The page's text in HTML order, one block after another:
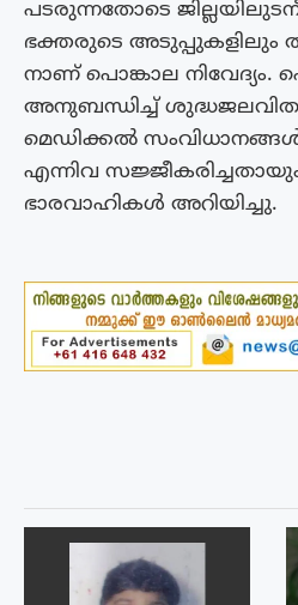
പടരുന്നതോടെ
ഭക്തരുടെ അടുപ്പുകളിലും
നാണ് പൊങ്കാല നിവേദ്യം.
അനുബന്ധിച്ച്
മെഡിക്കൽ
എന്നിവ സജ്ജീകരിച്ചതായും
ഭാരവാഹികൾ അറിയിച്ചു.